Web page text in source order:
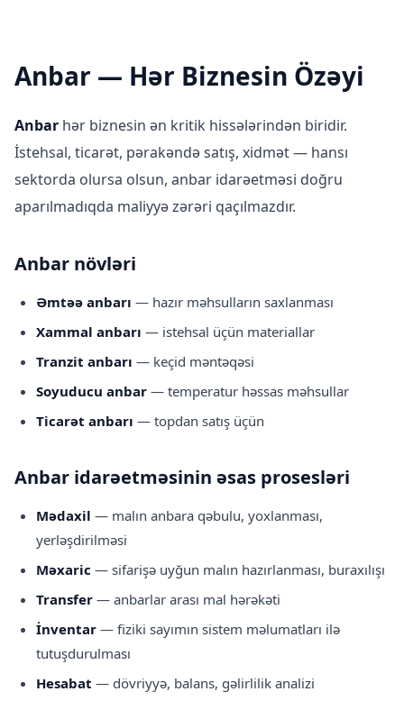
Anbar — Hər Biznesin Özəyi
Anbar hər biznesin ən kritik hissələrindən biridir.
İstehsal, ticarət, pərakəndə satış, xidmət — hansı
sektorda olursa olsun, anbar idarəetməsi doğru
aparılmadıqda maliyyə zərəri qaçılmazdır.
Anbar növləri
Əmtəə anbarı — hazır məhsulların saxlanması
Xammal anbarı — istehsal üçün materiallar
Tranzit anbarı — keçid məntəqəsi
Soyuducu anbar — temperatur həssas məhsullar
Ticarət anbarı — topdan satış üçün
Anbar idarəetməsinin əsas prosesləri
Mədaxil — malın anbara qəbulu, yoxlanması,
yerləşdirilməsi
Məxaric — sifarişə uyğun malın hazırlanması, buraxılışı
Transfer — anbarlar arası mal hərəkəti
İnventar — fiziki sayımın sistem məlumatları ilə
tutuşdurulması
Hesabat — dövriyyə, balans, gəlirlilik analizi